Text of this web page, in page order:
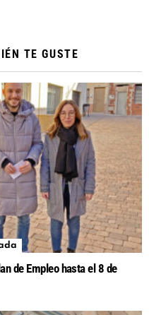
TE GUSTE
de Empleo hasta el 8 de